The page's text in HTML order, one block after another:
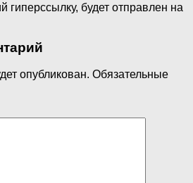
будет отправлен на
опубликован. Обязательные